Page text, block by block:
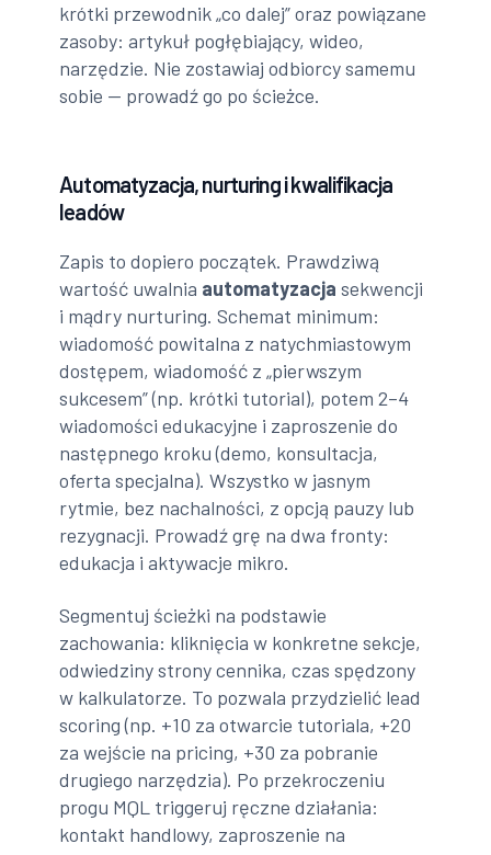
krótki przewodnik „co dalej” oraz powiązane
zasoby: artykuł pogłębiający, wideo,
narzędzie. Nie zostawiaj odbiorcy samemu
sobie — prowadź go po ścieżce.
Automatyzacja, nurturing i kwalifikacja
leadów
Zapis to dopiero początek. Prawdziwą
wartość uwalnia automatyzacja sekwencji
i mądry nurturing. Schemat minimum:
wiadomość powitalna z natychmiastowym
dostępem, wiadomość z „pierwszym
sukcesem” (np. krótki tutorial), potem 2–4
wiadomości edukacyjne i zaproszenie do
następnego kroku (demo, konsultacja,
oferta specjalna). Wszystko w jasnym
rytmie, bez nachalności, z opcją pauzy lub
rezygnacji. Prowadź grę na dwa fronty:
edukacja i aktywacje mikro.
Segmentuj ścieżki na podstawie
zachowania: kliknięcia w konkretne sekcje,
odwiedziny strony cennika, czas spędzony
w kalkulatorze. To pozwala przydzielić lead
scoring (np. +10 za otwarcie tutoriala, +20
za wejście na pricing, +30 za pobranie
drugiego narzędzia). Po przekroczeniu
progu MQL triggeruj ręczne działania:
kontakt handlowy, zaproszenie na